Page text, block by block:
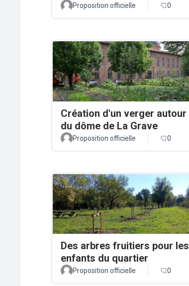
Proposition officielle 0
Création d'un verger autour
du dôme de La Grave
Proposition officielle 0
Des arbres fruitiers pour les
enfants du quartier
Proposition officielle 0